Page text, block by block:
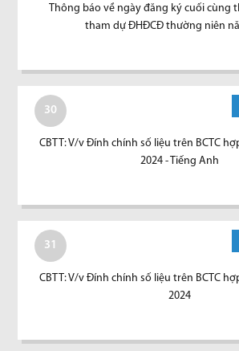
Thông báo về ngày đăng ký cuối cùng
tham dự ĐHĐCĐ thường niên
30
CBTT: V/v Đính chính số liệu trên BCTC
2024 - Tiếng Anh
31
CBTT: V/v Đính chính số liệu trên BCTC
2024